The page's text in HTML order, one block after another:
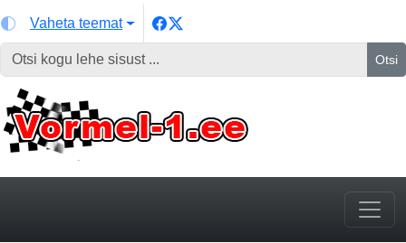
Vaheta teemat
Otsi